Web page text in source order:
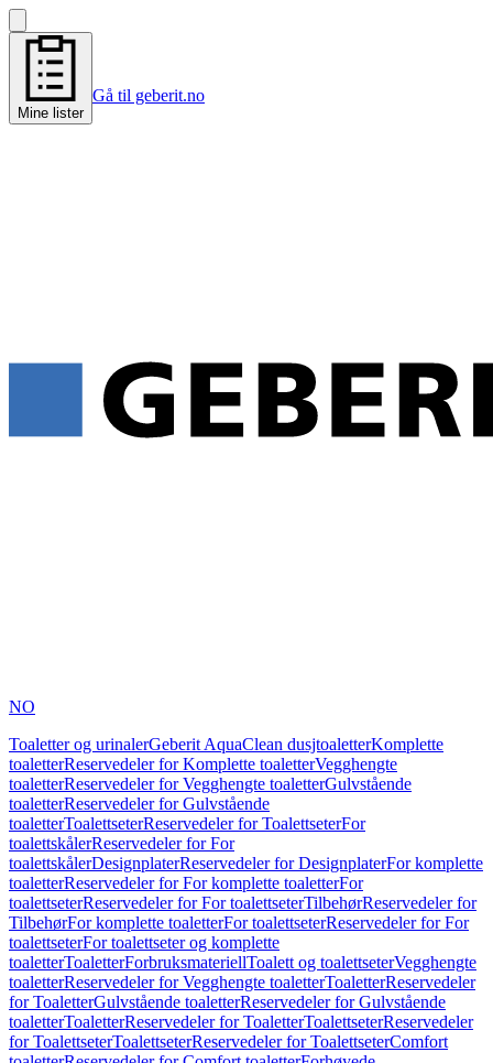
Mine lister
Gå til geberit.no
NO
Toaletter og urinalerGeberit AquaClean dusjtoaletterKomplette
toaletterReservedeler for Komplette toaletterVegghengte
toaletterReservedeler for Vegghengte toaletterGulvstående
toaletterReservedeler for Gulvstående
toaletterToalettseterReservedeler for ToalettseterFor
toalettskålerReservedeler for For
toalettskålerDesignplaterReservedeler for DesignplaterFor komplette
toaletterReservedeler for For komplette toaletterFor
toalettseterReservedeler for For toalettseterTilbehørReservedeler for
TilbehørFor komplette toaletterFor toalettseterReservedeler for For
toalettseterFor toalettseter og komplette
toaletterToaletterForbruksmateriellToalett og toalettseterVegghengte
toaletterReservedeler for Vegghengte toaletterToaletterReservedeler
for ToaletterGulvstående toaletterReservedeler for Gulvstående
toaletterToaletterReservedeler for ToaletterToalettseterReservedeler
for ToalettseterToalettseterReservedeler for ToalettseterComfort